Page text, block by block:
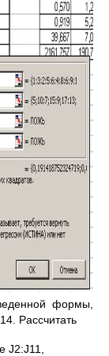
формы,
Рассчитать
J2:J11,